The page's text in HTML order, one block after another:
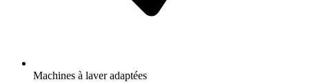
Machines à laver adaptées